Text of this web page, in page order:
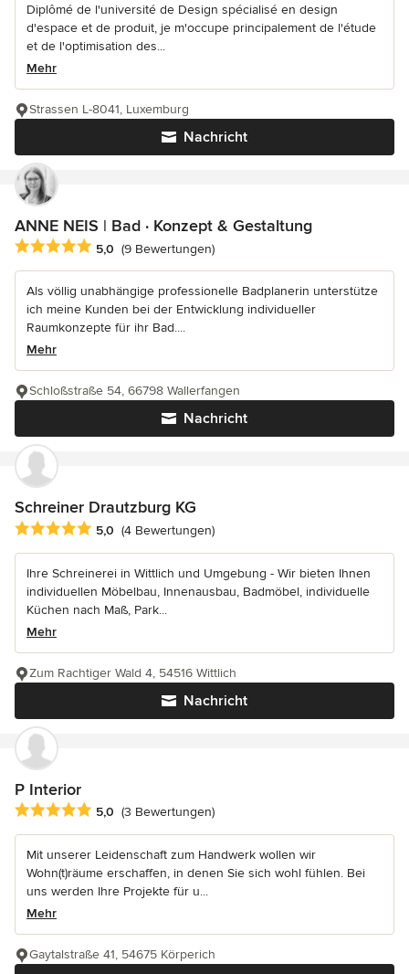
Diplômé de l'université de Design spécialisé en design
d'espace et de produit, je m'occupe principalement de l'étude
et de l'optimisation des...
Mehr
Nachricht
Strassen L-8041, Luxemburg
ANNE NEIS | Bad · Konzept & Gestaltung
Durchschnittliche Bewertung: 5 von 5 Sternen
5,0 (9 Bewertungen)
Als völlig unabhängige professionelle Badplanerin unterstütze
ich meine Kunden bei der Entwicklung individueller
Raumkonzepte für ihr Bad....
Mehr
Nachricht
Schloßstraße 54, 66798 Wallerfangen
Schreiner Drautzburg KG
Durchschnittliche Bewertung: 5 von 5 Sternen
5,0 (4 Bewertungen)
Ihre Schreinerei in Wittlich und Umgebung - Wir bieten Ihnen
individuellen Möbelbau, Innenausbau, Badmöbel, individuelle
Küchen nach Maß, Park...
Mehr
Nachricht
Zum Rachtiger Wald 4, 54516 Wittlich
P Interior
Durchschnittliche Bewertung: 5 von 5 Sternen
5,0 (3 Bewertungen)
Mit unserer Leidenschaft zum Handwerk wollen wir
Wohn(t)räume erschaffen, in denen Sie sich wohl fühlen. Bei
uns werden Ihre Projekte für u...
Mehr
Gaytalstraße 41, 54675 Körperich